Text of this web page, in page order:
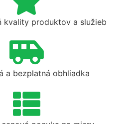
kvality produktov a služieb
a bezplatná obhliadka